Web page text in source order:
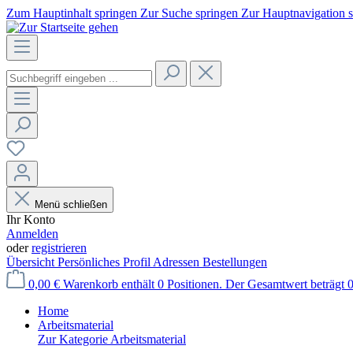
Zum Hauptinhalt springen Zur Suche springen Zur Hauptnavigation
Menü schließen
Ihr Konto
Anmelden
oderregistrieren
Übersicht Persönliches Profil Adressen Bestellungen
0,00 € Warenkorb enthält 0 Positionen. Der Gesamtwert beträgt
Home
Arbeitsmaterial
Zur Kategorie Arbeitsmaterial